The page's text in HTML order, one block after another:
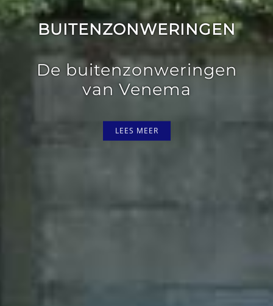
BUITENZONWERINGEN
De buitenzonweringen
van Venema
LEES MEER